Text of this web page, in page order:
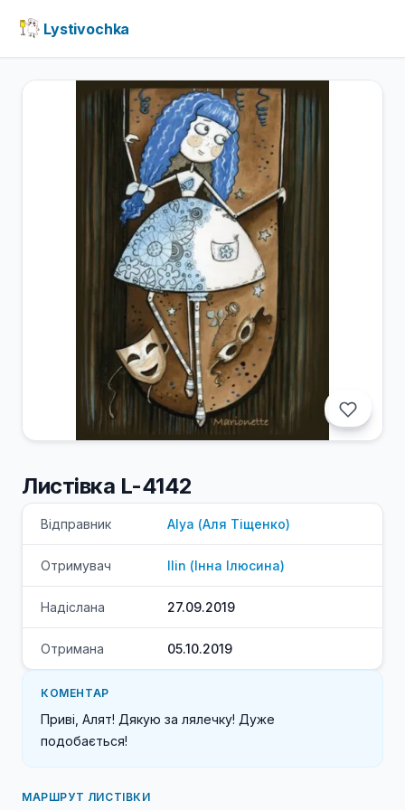
Lystivochka
Листівка L-4142
Відправник Alya (Аля Тіщенко)
Отримувач Ilin (Інна Ілюсина)
Надіслана 27.09.2019
Отримана 05.10.2019
КОМЕНТАР
Приві, Алят! Дякую за лялечку! Дуже
подобається!
МАРШРУТ ЛИСТІВКИ